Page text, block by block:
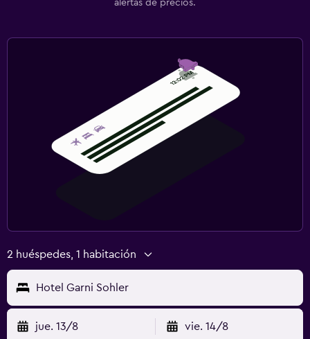
alertas de precios.
2 huéspedes, 1 habitación
Hotel Garni Sohler
jue. 13/8 vie. 14/8